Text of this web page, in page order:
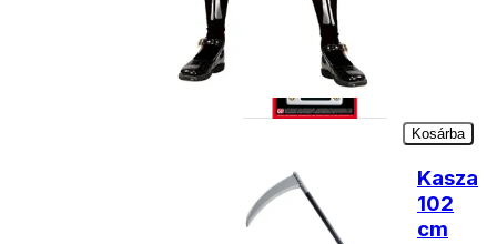
Kosárba
Kasza
102
cm